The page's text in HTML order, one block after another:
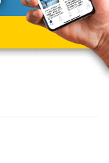
性、確認と